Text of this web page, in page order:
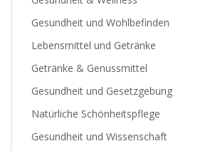
Gesundheit und Wohlbefinden
Lebensmittel und Getränke
Getränke & Genussmittel
Gesundheit und Gesetzgebung
Natürliche Schönheitspflege
Gesundheit und Wissenschaft